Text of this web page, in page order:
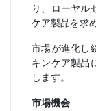
り、ローヤル
ケア製品を求
市場が進化し
キンケア製品
します。
市場機会